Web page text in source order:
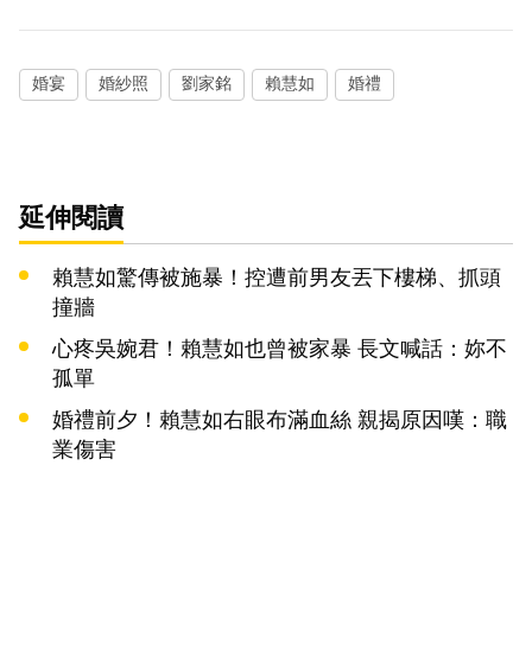
婚宴 婚紗照 劉家銘 賴慧如 婚禮
延伸閱讀
賴慧如驚傳被施暴！控遭前男友丟下樓梯、抓頭
撞牆
心疼吳婉君！賴慧如也曾被家暴 長文喊話：妳不
孤單
婚禮前夕！賴慧如右眼布滿血絲 親揭原因嘆：職
業傷害